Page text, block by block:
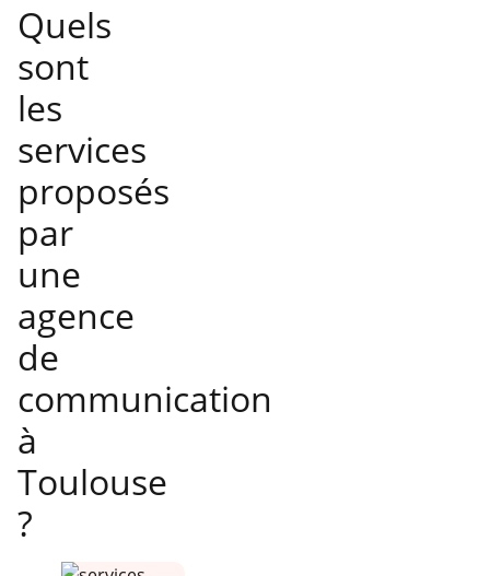
Quels
sont
les
services
proposés
par
une
agence
de
communication
à
Toulouse
?